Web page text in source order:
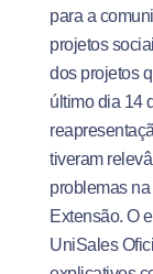
para a
projetos
dos projetos
último dia 14
tiveram
problemas
Extensão. O
UniSales